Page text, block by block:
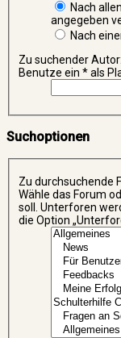
Nach
angegeben
Nach
Zu suchender Autor:
Benutze ein * als
Suchoptionen
Zu durchsuchende
Wähle das Forum
soll. Unterforen
die Option